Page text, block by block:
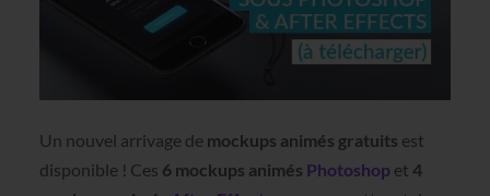
Un nouvel arrivage de mockups animés gratuits est
disponible ! Ces 6 mockups animés Photoshop et 4